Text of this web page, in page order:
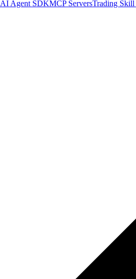
AI Agent SDKMCP ServersTrading Skill